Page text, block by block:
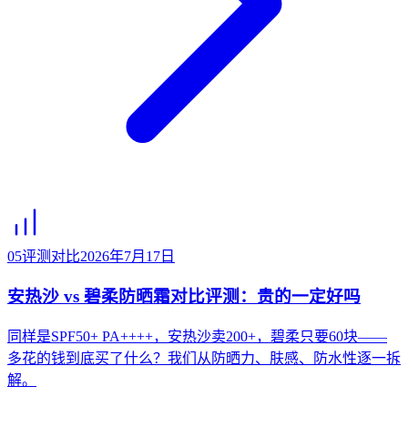
05评测对比2026年7月17日
安热沙 vs 碧柔防晒霜对比评测：贵的一定好吗
同样是SPF50+ PA++++，安热沙卖200+，碧柔只要60块——
多花的钱到底买了什么？我们从防晒力、肤感、防水性逐一拆
解。